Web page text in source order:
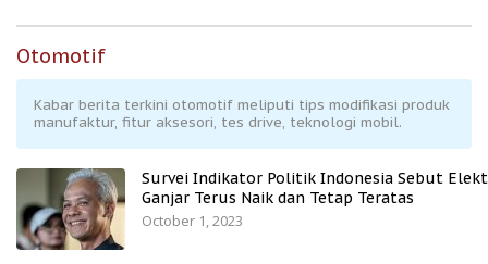
Otomotif
Kabar berita terkini otomotif meliputi tips modifikasi produk
manufaktur, fitur aksesori, tes drive, teknologi mobil.
Survei Indikator Politik Indonesia Sebut
Ganjar Terus Naik dan Tetap Teratas
October 1, 2023